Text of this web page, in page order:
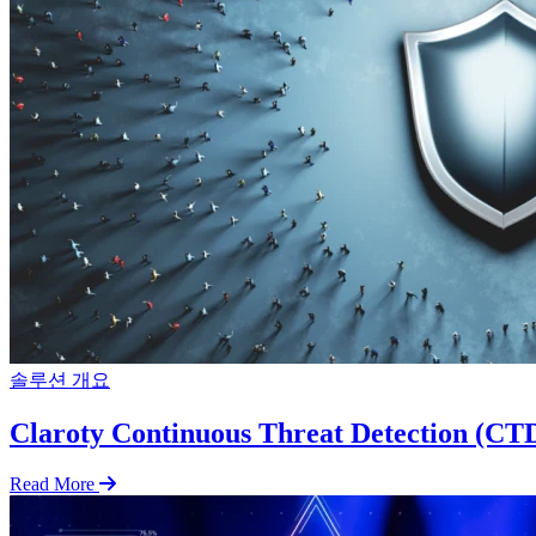
솔루션 개요
Claroty Continuous Threat Detection
Read More